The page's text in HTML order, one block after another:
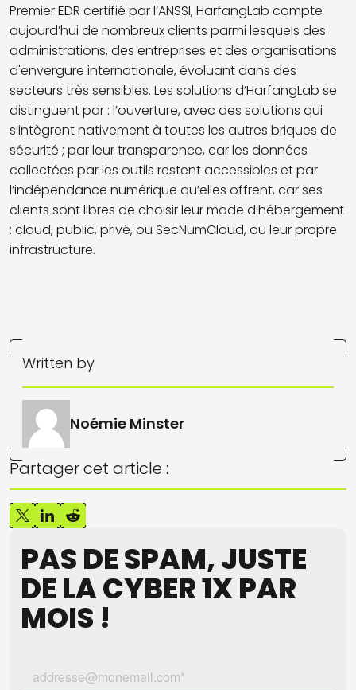
Premier EDR certifié par l’ANSSI, HarfangLab compte
aujourd’hui de nombreux clients parmi lesquels des
administrations, des entreprises et des organisations
d'envergure internationale, évoluant dans des
secteurs très sensibles. Les solutions d’HarfangLab se
distinguent par : l’ouverture, avec des solutions qui
s’intègrent nativement à toutes les autres briques de
sécurité ; par leur transparence, car les données
collectées par les outils restent accessibles et par
l’indépendance numérique qu’elles offrent, car ses
clients sont libres de choisir leur mode d’hébergement
: cloud, public, privé, ou SecNumCloud, ou leur propre
infrastructure.
Written by
Noémie Minster
Partager cet article :
PAS DE SPAM, JUSTE
DE LA CYBER 1X PAR
MOIS !